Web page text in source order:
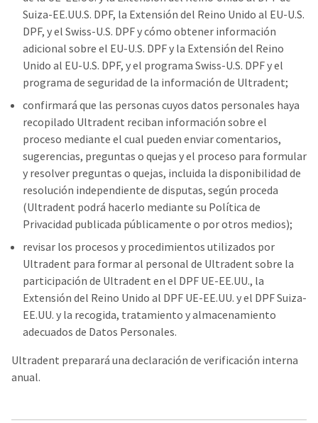
Suiza-EE.UU.S. DPF, la Extensión del Reino Unido al EU-U.S.
DPF, y el Swiss-U.S. DPF y cómo obtener información
adicional sobre el EU-U.S. DPF y la Extensión del Reino
Unido al EU-U.S. DPF, y el programa Swiss-U.S. DPF y el
programa de seguridad de la información de Ultradent;
confirmará que las personas cuyos datos personales haya
recopilado Ultradent reciban información sobre el
proceso mediante el cual pueden enviar comentarios,
sugerencias, preguntas o quejas y el proceso para formular
y resolver preguntas o quejas, incluida la disponibilidad de
resolución independiente de disputas, según proceda
(Ultradent podrá hacerlo mediante su Política de
Privacidad publicada públicamente o por otros medios);
revisar los procesos y procedimientos utilizados por
Ultradent para formar al personal de Ultradent sobre la
participación de Ultradent en el DPF UE-EE.UU., la
Extensión del Reino Unido al DPF UE-EE.UU. y el DPF Suiza-
EE.UU. y la recogida, tratamiento y almacenamiento
adecuados de Datos Personales.
Ultradent preparará una declaración de verificación interna
anual.